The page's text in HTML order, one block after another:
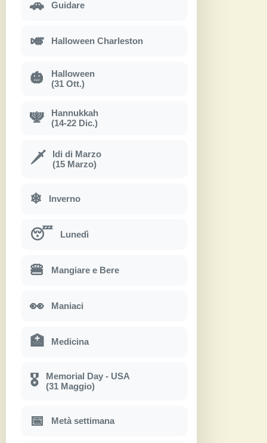
🚗 Guidare
🎺 Halloween Charleston
🎃
Halloween
(31 Ott.)
🕎
Hannukkah
(14-22 Dic.)
🗡
Idi di Marzo
(15 Marzo)
❄ Inverno
😴 Lunedì
🍔 Mangiare e Bere
👀 Maniaci
🏥 Medicina
🎖
Memorial Day - USA
(31 Maggio)
📅 Metà settimana